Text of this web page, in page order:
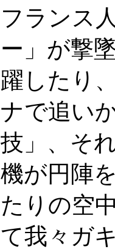
フランス
ー」が撃
躍したり
ナで追い
技」、そ
機が円陣
たりの空
て我々ガ